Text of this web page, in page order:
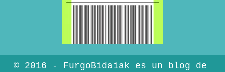
© 2016 - FurgoBidaiak es un blog de